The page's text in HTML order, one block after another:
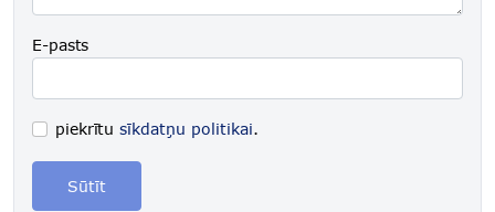
E-pasts
piekrītusīkdatņu politikai.
Sūtīt